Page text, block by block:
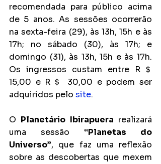
recomendada para público acima
de 5 anos. As sessões ocorrerão
na sexta-feira (29), às 13h, 15h e às
17h; no sábado (30), às 17h; e
domingo (31), às 13h, 15h e às 17h.
Os ingressos custam entre R＄
15,00 e R＄ 30,00 e podem ser
adquiridos pelo site.
O Planetário Ibirapuera realizará
uma sessão “Planetas do
Universo”, que faz uma reflexão
sobre as descobertas que mexem